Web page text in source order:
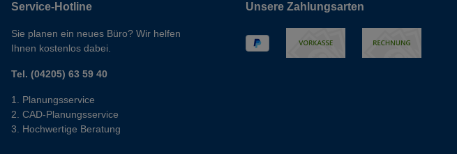
Service-Hotline
Sie planen ein neues Büro? Wir helfen
Ihnen kostenlos dabei.
Tel. (04205) 63 59 40
Planungsservice
CAD-Planungsservice
Hochwertige Beratung
Unsere Zahlungsarten